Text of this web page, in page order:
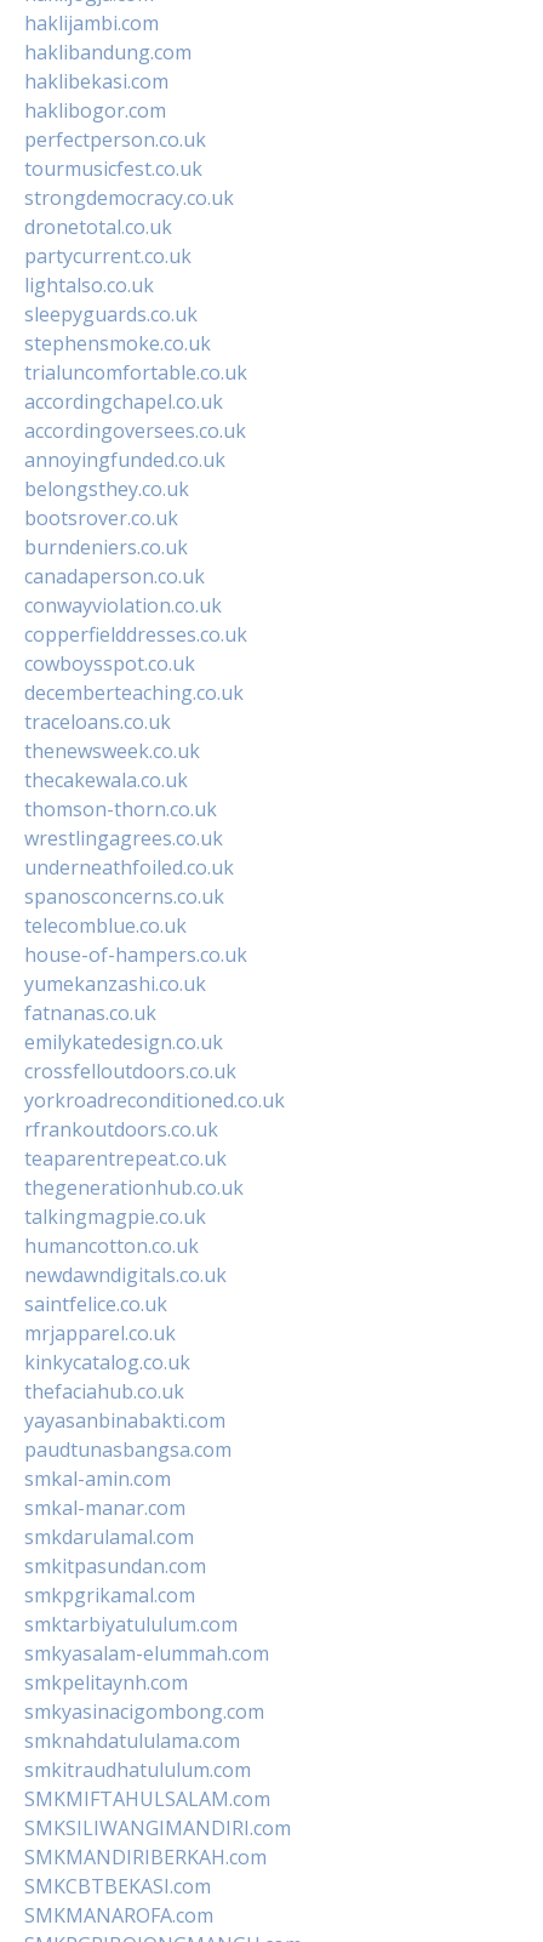
haklijambi.com
haklibandung.com
haklibekasi.com
haklibogor.com
perfectperson.co.uk
tourmusicfest.co.uk
strongdemocracy.co.uk
dronetotal.co.uk
partycurrent.co.uk
lightalso.co.uk
sleepyguards.co.uk
stephensmoke.co.uk
trialuncomfortable.co.uk
accordingchapel.co.uk
accordingoversees.co.uk
annoyingfunded.co.uk
belongsthey.co.uk
bootsrover.co.uk
burndeniers.co.uk
canadaperson.co.uk
conwayviolation.co.uk
copperfielddresses.co.uk
cowboysspot.co.uk
decemberteaching.co.uk
traceloans.co.uk
thenewsweek.co.uk
thecakewala.co.uk
thomson-thorn.co.uk
wrestlingagrees.co.uk
underneathfoiled.co.uk
spanosconcerns.co.uk
telecomblue.co.uk
house-of-hampers.co.uk
yumekanzashi.co.uk
fatnanas.co.uk
emilykatedesign.co.uk
crossfelloutdoors.co.uk
yorkroadreconditioned.co.uk
rfrankoutdoors.co.uk
teaparentrepeat.co.uk
thegenerationhub.co.uk
talkingmagpie.co.uk
humancotton.co.uk
newdawndigitals.co.uk
saintfelice.co.uk
mrjapparel.co.uk
kinkycatalog.co.uk
thefaciahub.co.uk
yayasanbinabakti.com
paudtunasbangsa.com
smkal-amin.com
smkal-manar.com
smkdarulamal.com
smkitpasundan.com
smkpgrikamal.com
smktarbiyatululum.com
smkyasalam-elummah.com
smkpelitaynh.com
smkyasinacigombong.com
smknahdatululama.com
smkitraudhatululum.com
SMKMIFTAHULSALAM.com
SMKSILIWANGIMANDIRI.com
SMKMANDIRIBERKAH.com
SMKCBTBEKASI.com
SMKMANAROFA.com